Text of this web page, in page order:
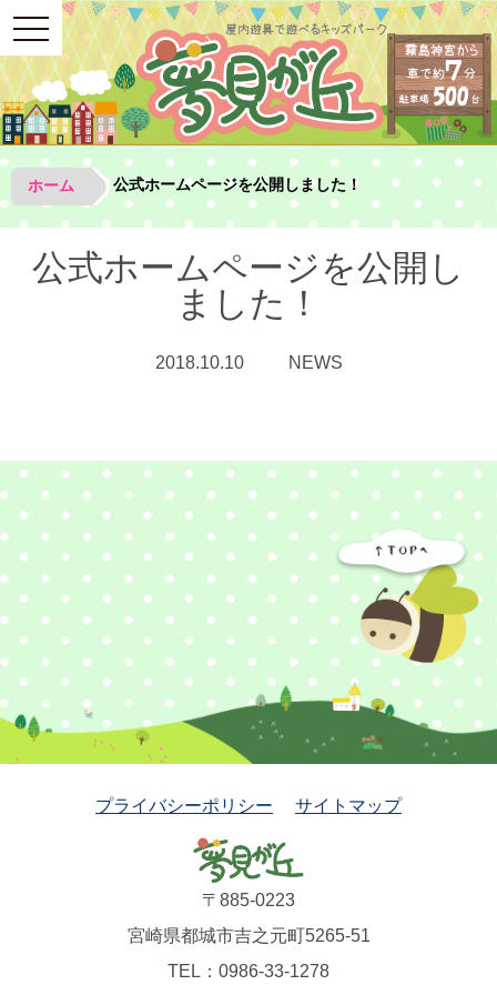
ホーム 公式ホームページを公開しました！
toggle
navigation
公式ホームページを公開し
ました！
2018.10.10 NEWS
プライバシーポリシー サイトマップ
〒885-0223
宮崎県都城市吉之元町5265-51
TEL：0986-33-1278